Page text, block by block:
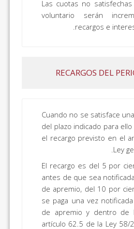
Las cuotas no
voluntario serán
recargos e
RECARGOS DEL
Cuando no se satisface
del plazo indicado para
el recargo previsto en el
Ley
El recargo es del 5 por
antes de que sea
de apremio, del 10 por
se paga una vez
de apremio y dentro de
artículo 62.5 de la Ley 58/